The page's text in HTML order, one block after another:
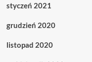
styczeń 2021
grudzień 2020
listopad 2020